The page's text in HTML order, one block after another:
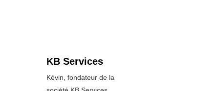
KB Services
Kévin, fondateur de la